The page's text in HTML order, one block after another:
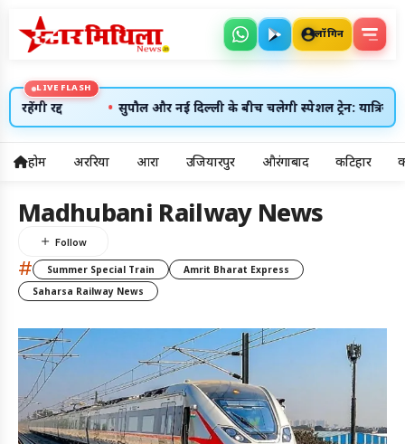
लॉगिन
अलर्ट्स
8 अग॰ 2026
उदय: --:--
अस्त: --:--
LIVE FLASH
रद्द सुपौल और नई दिल्ली के बीच चलेगी स्पेशल ट्रेन: यात्रियों
होम अररिया आरा उजियारपुर औरंगाबाद कटिहार
Madhubani Railway News
# Summer Special Train
Amrit Bharat Express
Saharsa Railway News